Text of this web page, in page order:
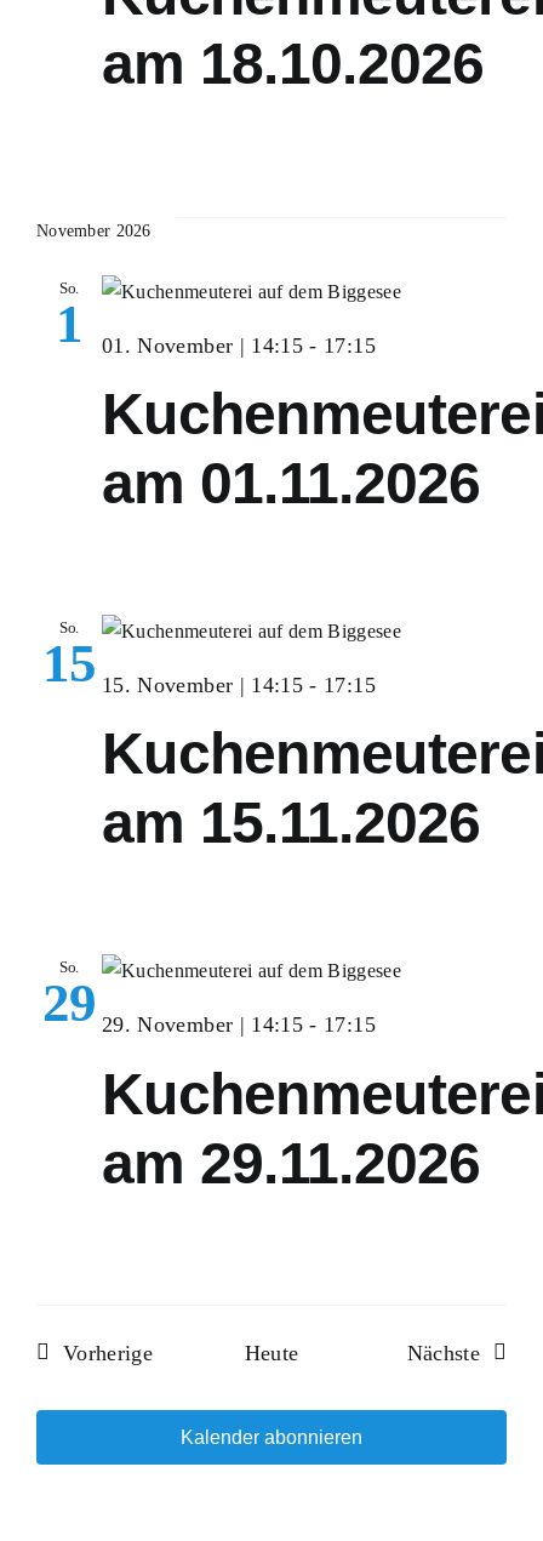
am 18.10.2026
November 2026
So.
1
am 01.11.2026
01. November | 14:15 - 17:15
So.
15
am 15.11.2026
15. November | 14:15 - 17:15
So.
29
am 29.11.2026
29. November | 14:15 - 17:15
VorherigeVeranstaltungen
Heute Nächste
Kalender abonnieren